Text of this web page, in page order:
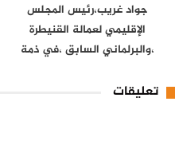
جواد غريب،رئيس المجلس
الإقليمي لعمالة القنيطرة
،والبرلماني السابق ،في ذمة
تعليقات